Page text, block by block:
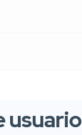
usuario